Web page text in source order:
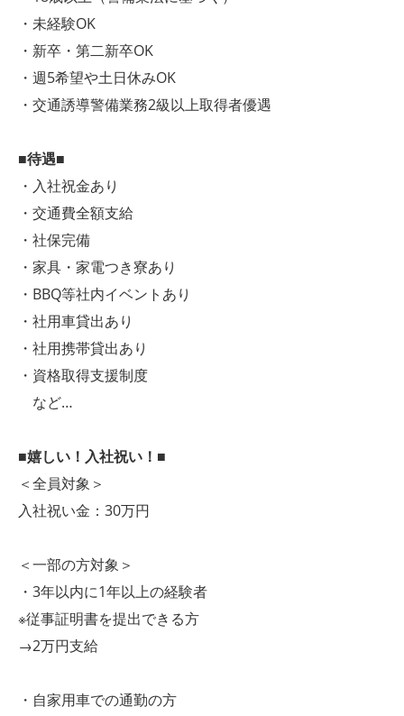
・未経験OK
・新卒・第二新卒OK
・週5希望や土日休みOK
・交通誘導警備業務2級以上取得者優遇
■待遇■
・入社祝金あり
・交通費全額支給
・社保完備
・家具・家電つき寮あり
・BBQ等社内イベントあり
・社用車貸出あり
・社用携帯貸出あり
・資格取得支援制度
など…
■嬉しい！入社祝い！■
＜全員対象＞
入社祝い金：30万円
＜一部の方対象＞
・3年以内に1年以上の経験者
※従事証明書を提出できる方
→2万円支給
・自家用車での通勤の方